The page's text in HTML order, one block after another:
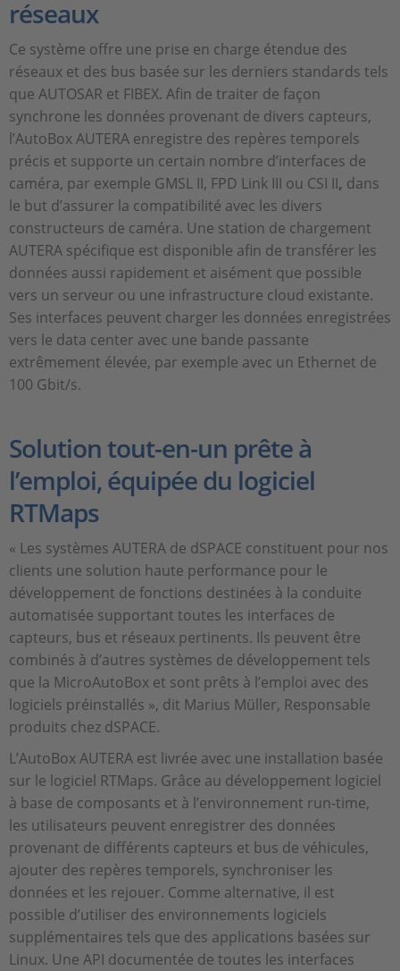
réseaux
Ce système offre une prise en charge étendue des
réseaux et des bus basée sur les derniers standards tels
que AUTOSAR et FIBEX. Afin de traiter de façon
synchrone les données provenant de divers capteurs,
l’AutoBox AUTERA enregistre des repères temporels
précis et supporte un certain nombre d’interfaces de
caméra, par exemple GMSL II, FPD Link III ou CSI II, dans
le but d’assurer la compatibilité avec les divers
constructeurs de caméra. Une station de chargement
AUTERA spécifique est disponible afin de transférer les
données aussi rapidement et aisément que possible
vers un serveur ou une infrastructure cloud existante.
Ses interfaces peuvent charger les données enregistrées
vers le data center avec une bande passante
extrêmement élevée, par exemple avec un Ethernet de
100 Gbit/s.
Solution tout-en-un prête à
l’emploi, équipée du logiciel
RTMaps
« Les systèmes AUTERA de dSPACE constituent pour nos
clients une solution haute performance pour le
développement de fonctions destinées à la conduite
automatisée supportant toutes les interfaces de
capteurs, bus et réseaux pertinents. Ils peuvent être
combinés à d’autres systèmes de développement tels
que la MicroAutoBox et sont prêts à l’emploi avec des
logiciels préinstallés », dit Marius Müller, Responsable
produits chez dSPACE.
L’AutoBox AUTERA est livrée avec une installation basée
sur le logiciel RTMaps. Grâce au développement logiciel
à base de composants et à l’environnement run-time,
les utilisateurs peuvent enregistrer des données
provenant de différents capteurs et bus de véhicules,
ajouter des repères temporels, synchroniser les
données et les rejouer. Comme alternative, il est
possible d’utiliser des environnements logiciels
supplémentaires tels que des applications basées sur
Linux. Une API documentée de toutes les interfaces